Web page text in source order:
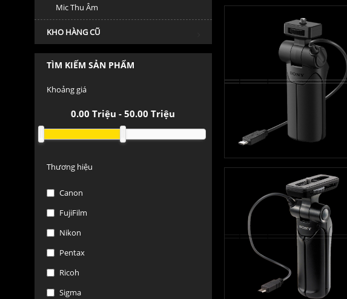
Mic Thu Âm
KHO HÀNG CŨ
TÌM KIẾM SẢN PHẨM
Khoảng giá
0.00 Triệu -50.00 Triệu
Thương hiệu
Canon
FujiFilm
Nikon
Pentax
Ricoh
Sigma